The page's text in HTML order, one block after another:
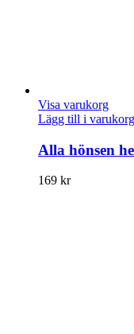
Visa varukorg
Lägg till i varukorg
Alla hönsen
169 kr